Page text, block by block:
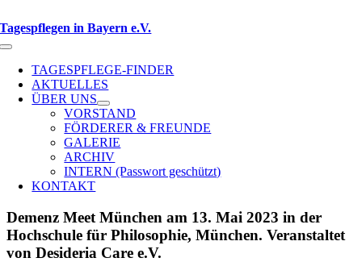
Inhalt
springen
Tagespflegen in Bayern e.V.
Toggle
NavigationTAGESPFLEGE-FINDER
AKTUELLES
ÜBER UNS
VORSTAND
FÖRDERER & FREUNDE
GALERIE
ARCHIV
INTERN (Passwort geschützt)
KONTAKT
Demenz Meet München am 13. Mai 2023 in der
Hochschule für Philosophie, München. Veranstaltet
von Desideria Care e.V.